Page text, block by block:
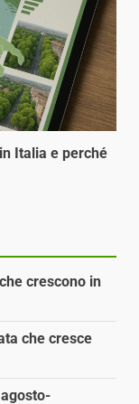
Italia e perché
crescono in
che cresce